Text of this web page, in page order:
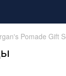
Pomade Gift